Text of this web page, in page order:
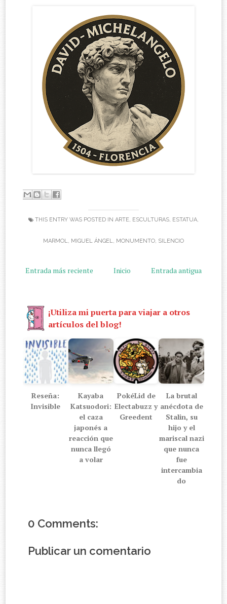
THIS ENTRY WAS POSTED IN ARTE, ESCULTURAS, ESTATUA,
MARMOL, MIGUEL ÁNGEL, MONUMENTO, SILENCIO
Entrada más reciente Entrada antigua
Inicio
¡Utiliza mi puerta para viajar a otros
artículos del blog!
Reseña:
Invisible
Kayaba
Katsuodori:
el caza
japonés a
reacción que
nunca llegó
a volar
PokéLid de
Electabuzz y
Greedent
La brutal
anécdota de
Stalin, su
hijo y el
mariscal nazi
que nunca
fue
intercambia
do
0 Comments:
Publicar un comentario